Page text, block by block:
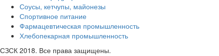
Соусы, кетчупы, майонезы
Спортивное питание
Фармацевтическая промышленность
Хлебопекарная промышленность
СЗСК 2018. Все права защищены.